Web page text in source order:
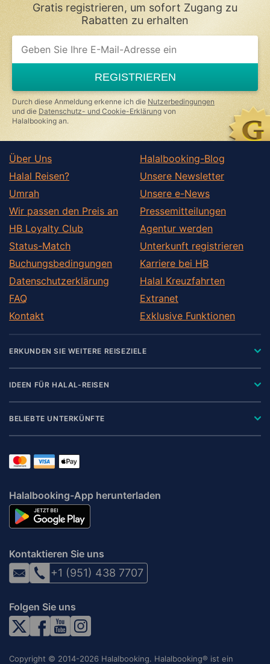
Gratis registrieren, um sofort Zugang zu
Rabatten zu erhalten
If
you
ignore
this
field
REGISTRIEREN
Durch diese Anmeldung erkenne ich die Nutzerbedingungen
und die Datenschutz- und Cookie-Erklärung von
Halalbooking an.
Über Uns
Halal Reisen?
Umrah
Wir passen den Preis an
HB Loyalty Club
Status-Match
Buchungsbedingungen
Datenschutzerklärung
FAQ
Kontakt
Halalbooking-Blog
Unsere Newsletter
Unsere e-News
Pressemitteilungen
Agentur werden
Unterkunft registrieren
Karriere bei HB
Halal Kreuzfahrten
Extranet
Exklusive Funktionen
ERKUNDEN SIE WEITERE REISEZIELE
IDEEN FÜR HALAL-REISEN
BELIEBTE UNTERKÜNFTE
Halalbooking-App herunterladen
Kontaktieren Sie uns
+1 (951) 438 7707
Folgen Sie uns
Copyright © 2014-2026 Halalbooking. Halalbooking® ist ein